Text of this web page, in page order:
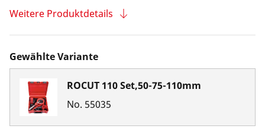
Weitere Produktdetails
Gewählte Variante
ROCUT 110 Set,50-75-110mm
No. 55035